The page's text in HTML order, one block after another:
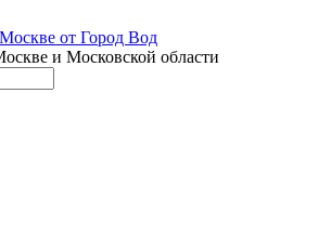
и Московской области